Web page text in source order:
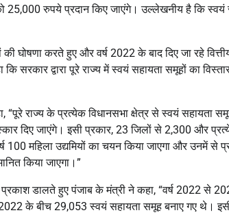
25,000 रुपये प्रदान किए जाएंगे। उल्लेखनीय है कि स्वयं
घोषणा करते हुए और वर्ष 2022 के बाद दिए जा रहे
सरकार द्वारा पूरे राज्य में स्वयं सहायता समूहों का
“पूरे राज्य के प्रत्येक विधानसभा क्षेत्र से स्वयं सहायता
दिए जाएंगे। इसी प्रकार, 23 जिलों से 2,300 और
100 महिला उद्यमियों का चयन किया जाएगा और उनमें
किया जाएगा।”
प्रकाश डालते हुए पंजाब के मंत्री ने कहा, “वर्ष 2022 से
के बीच 29,053 स्वयं सहायता समूह बनाए गए थे।